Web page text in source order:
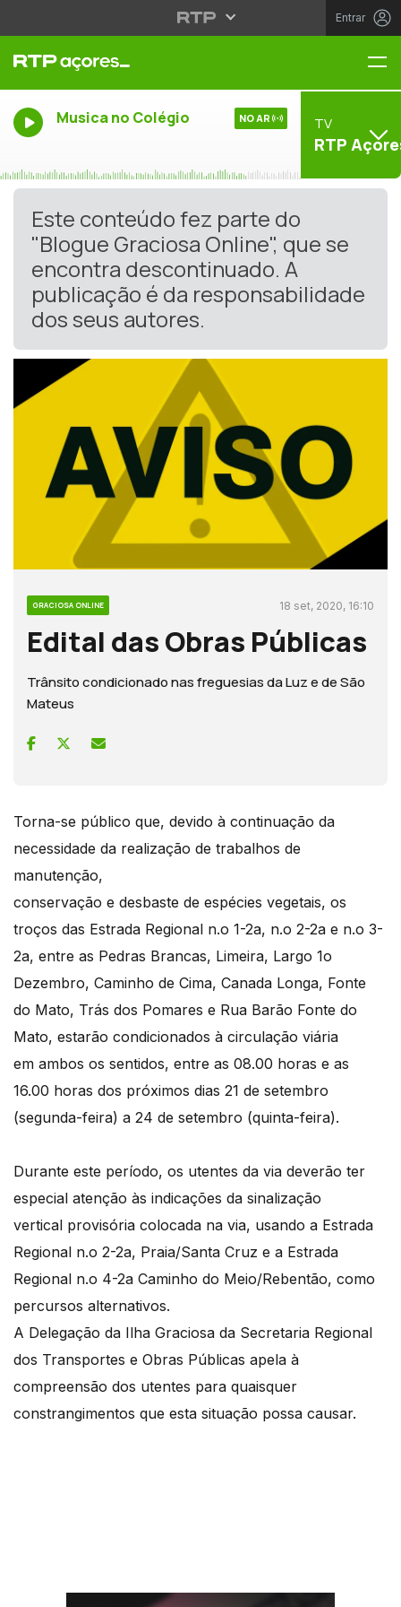
Entrar
Musica no Colégio NO AR TV
RTP
Este conteúdo fez parte do
"Blogue Graciosa Online", que se
encontra descontinuado. A
publicação é da responsabilidade
dos seus autores.
GRACIOSA ONLINE 18 set, 2020, 16:10
Edital das Obras Públicas
Trânsito condicionado nas freguesias da Luz e de São
Mateus
Torna-se público que, devido à continuação da
necessidade da realização de trabalhos de
manutenção,
conservação e desbaste de espécies vegetais, os
troços das Estrada Regional n.o 1-2a, n.o 2-2a e n.o 3-
2a, entre as Pedras Brancas, Limeira, Largo 1o
Dezembro, Caminho de Cima, Canada Longa, Fonte
do Mato, Trás dos Pomares e Rua Barão Fonte do
Mato, estarão condicionados à circulação viária
em ambos os sentidos, entre as 08.00 horas e as
16.00 horas dos próximos dias 21 de setembro
(segunda-feira) a 24 de setembro (quinta-feira).
Durante este período, os utentes da via deverão ter
especial atenção às indicações da sinalização
vertical provisória colocada na via, usando a Estrada
Regional n.o 2-2a, Praia/Santa Cruz e a Estrada
Regional n.o 4-2a Caminho do Meio/Rebentão, como
percursos alternativos.
A Delegação da Ilha Graciosa da Secretaria Regional
dos Transportes e Obras Públicas apela à
compreensão dos utentes para quaisquer
constrangimentos que esta situação possa causar.